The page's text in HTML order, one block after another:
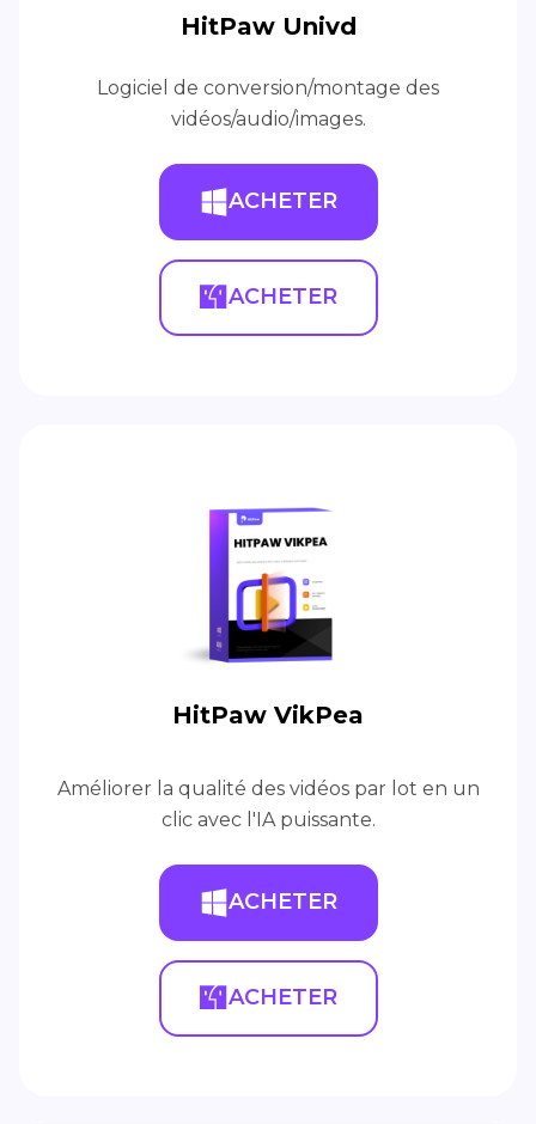
HitPaw Univd
Logiciel de conversion/montage des
vidéos/audio/images.
ACHETER
ACHETER
HitPaw VikPea
Améliorer la qualité des vidéos par lot en un
clic avec l'IA puissante.
ACHETER
ACHETER